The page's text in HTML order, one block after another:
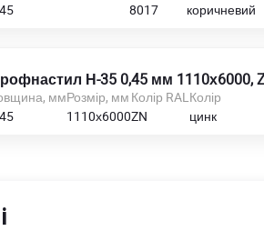
8017
коричневий
Н-35 0,45 мм 1110х6000,
ммРозмір, мм
1110х6000
Колір RAL
ZN
Колір
цинк